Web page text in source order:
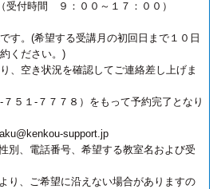
受付時間 ９：００～１７：００）
す。(希望する受講月の初回日まで１０日
ください。)
、空き状況を確認してご連絡差し上げま
５１-７７７８）をもって予約完了となり
support.jp
、電話番号、希望する教室名および受
、ご希望に沿えない場合がありますの